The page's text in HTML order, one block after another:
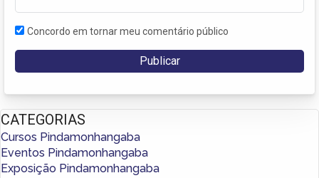
Concordo em tornar meu comentário público
CATEGORIAS
Cursos Pindamonhangaba
Eventos Pindamonhangaba
Exposição Pindamonhangaba